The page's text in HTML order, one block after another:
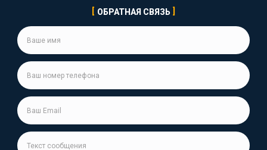
ОБРАТНАЯ СВЯЗЬ